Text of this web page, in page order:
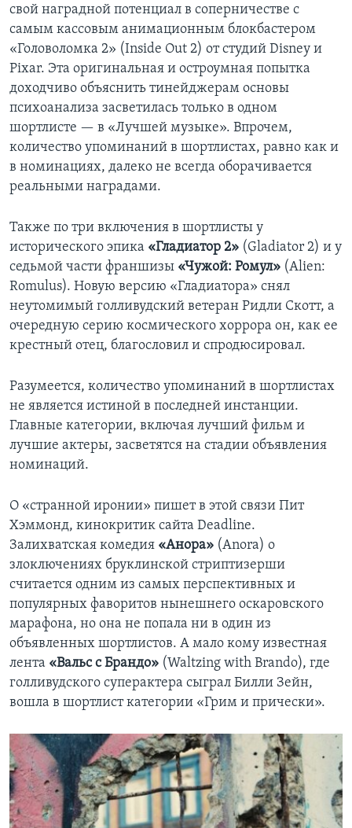
свой наградной потенциал в соперничестве с
самым кассовым анимационным блокбастером
«Головоломка 2» (Inside Out 2) от студий Disney и
Pixar. Эта оригинальная и остроумная попытка
доходчиво объяснить тинейджерам основы
психоанализа засветилась только в одном
шортлисте — в «Лучшей музыке». Впрочем,
количество упоминаний в шортлистах, равно как и
в номинациях, далеко не всегда оборачивается
реальными наградами.
Также по три включения в шортлисты у
исторического эпика «Гладиатор 2» (Gladiator 2) и у
седьмой части франшизы «Чужой: Ромул» (Alien:
Romulus). Новую версию «Гладиатора» снял
неутомимый голливудский ветеран Ридли Скотт, а
очередную серию космического хоррора он, как ее
крестный отец, благословил и спродюсировал.
Разумеется, количество упоминаний в шортлистах
не является истиной в последней инстанции.
Главные категории, включая лучший фильм и
лучшие актеры, засветятся на стадии объявления
номинаций.
О «странной иронии» пишет в этой связи Пит
Хэммонд, кинокритик сайта Deadline.
Залихватская комедия «Анора» (Anora) о
злоключениях бруклинской стриптизерши
считается одним из самых перспективных и
популярных фаворитов нынешнего оскаровского
марафона, но она не попала ни в один из
объявленных шортлистов. А мало кому известная
лента «Вальс с Брандо» (Waltzing with Brando), где
голливудского суперактера сыграл Билли Зейн,
вошла в шортлист категории «Грим и прически».